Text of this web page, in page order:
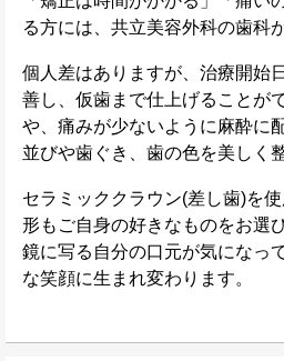
る方には、共立美容外科の歯科
個人差はありますが、治療開始
善し、仮歯まで仕上げることが
や、痛みが少ないように麻酔に
並びや歯ぐき、歯の色を美しく
セラミッククラウン(差し歯)を
形もご自身の好きなものをお選
鏡に写る自分の口元が気になっ
な笑顔に生まれ変わります。